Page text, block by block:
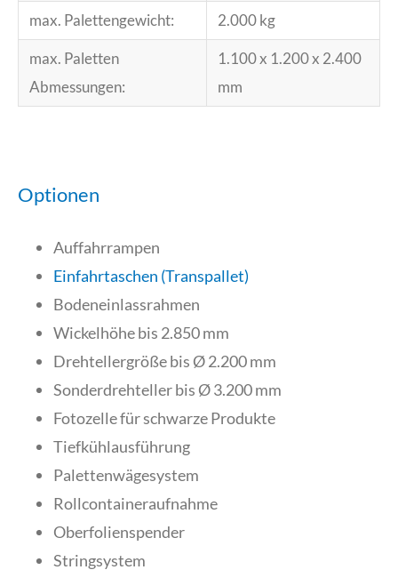
max. Palettengewicht: 2.000 kg
max. Paletten
Abmessungen:
1.100 x 1.200 x 2.400
mm
Optionen
Auffahrrampen
Einfahrtaschen (Transpallet)
Bodeneinlassrahmen
Wickelhöhe bis 2.850 mm
Drehtellergröße bis Ø 2.200 mm
Sonderdrehteller bis Ø 3.200 mm
Fotozelle für schwarze Produkte
Tiefkühlausführung
Palettenwägesystem
Rollcontaineraufnahme
Oberfolienspender
Stringsystem